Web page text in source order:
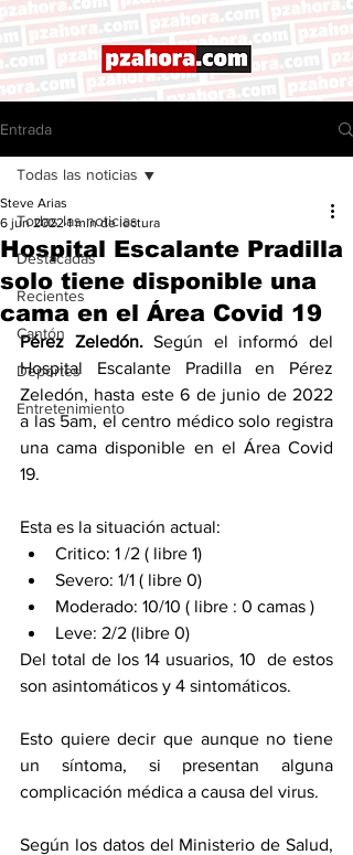
Entrada
Todas las noticias
Destacadas
Recientes
Cantón
Deportes
Entretenimiento
Todas las noticias
Hospital Escalante Pradilla
solo tiene disponible una
cama en el Área Covid 19
Steve Arias
6 jun 2022 1 min de lectura
Pérez Zeledón. Según el informó del
Hospital Escalante Pradilla en Pérez
Zeledón, hasta este 6 de junio de 2022
a las 5am, el centro médico solo registra
una cama disponible en el Área Covid
19.
Esta es la situación actual:
Critico: 1 /2 ( libre 1)
Severo: 1/1 ( libre 0)
Moderado: 10/10 ( libre : 0 camas )
Leve: 2/2 (libre 0)
Del total de los 14 usuarios, 10  de estos
son asintomáticos y 4 sintomáticos.
Esto quiere decir que aunque no tiene
un síntoma, si presentan alguna
complicación médica a causa del virus.
Según los datos del Ministerio de Salud,